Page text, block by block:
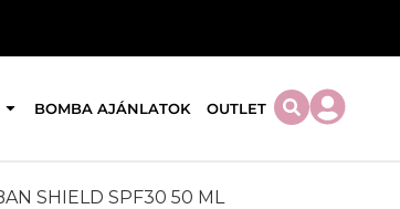
BOMBA AJÁNLATOK OUTLET
SHIELD SPF30 50 ML